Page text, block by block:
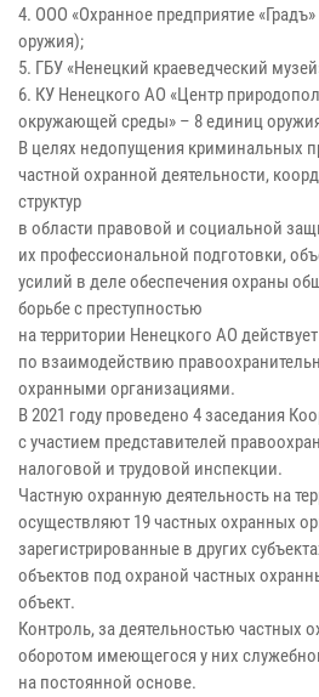
4. ООО «Охранное предприятие
оружия);
5. ГБУ «Ненецкий краеведческий
6. КУ Ненецкого АО «Центр
окружающей среды» – 8 единиц
В целях недопущения криминальных
частной охранной деятельности,
структур
в области правовой и социальной
их профессиональной подготовки,
усилий в деле обеспечения охраны
борьбе с преступностью
на территории Ненецкого АО
по взаимодействию
охранными организациями.
В 2021 году проведено 4 заседания
с участием представителей
налоговой и трудовой инспекции.
Частную охранную деятельность на
осуществляют 19 частных охранных
зарегистрированные в других
объектов под охраной частных
объект.
Контроль, за деятельностью частных
оборотом имеющегося у них
на постоянной основе.